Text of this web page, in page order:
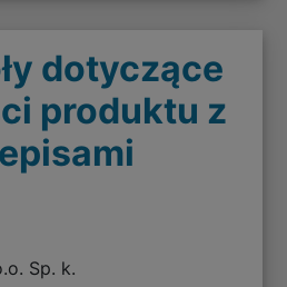
dotyczące
produktu z
Sp. k.